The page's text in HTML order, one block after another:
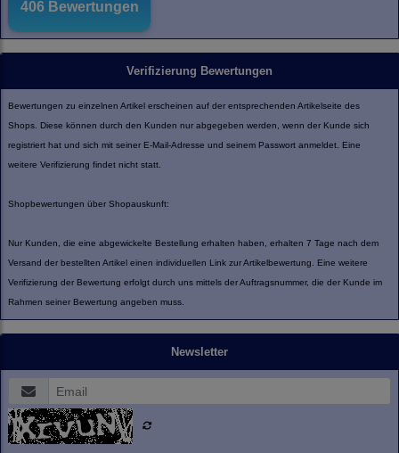
Verifizierung Bewertungen
Bewertungen zu einzelnen Artikel erscheinen auf der entsprechenden Artikelseite des
Shops. Diese können durch den Kunden nur abgegeben werden, wenn der Kunde sich
registriert hat und sich mit seiner E-Mail-Adresse und seinem Passwort anmeldet. Eine
weitere Verifizierung findet nicht statt.
Shopbewertungen über Shopauskunft:
Nur Kunden, die eine abgewickelte Bestellung erhalten haben, erhalten 7 Tage nach dem
Versand der bestellten Artikel einen individuellen Link zur Artikelbewertung. Eine weitere
Verifizierung der Bewertung erfolgt durch uns mittels der Auftragsnummer, die der Kunde im
Rahmen seiner Bewertung angeben muss.
Newsletter